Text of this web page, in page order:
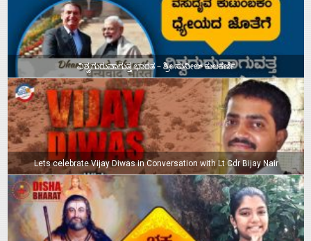
ವಿಶ್ವಗುರುವಾಗುತ್ತ ಭಾರತ – ಶ್ರೀ ಸುನೀಲ್‌ ಕುಲಕರ್ಣಿ
Lets celebrate Vijay Diwas in Conversation with Lt Cdr Bijay Nair